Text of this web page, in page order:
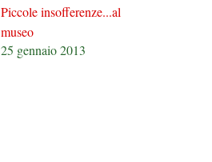
Piccole insofferenze...al
museo
25 gennaio 2013